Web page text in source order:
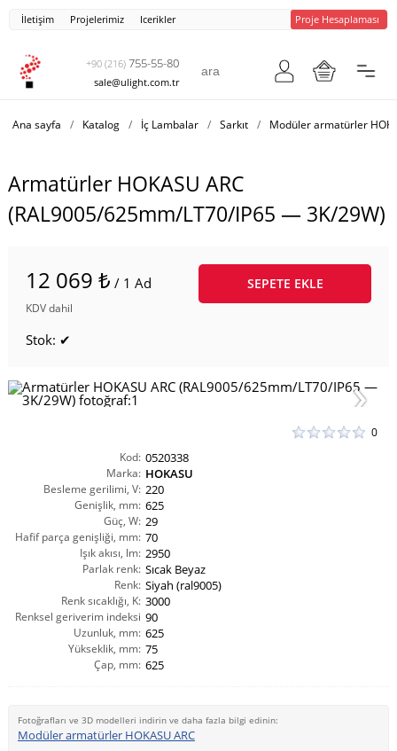
İletişim Projelerimiz Icerikler Proje Hesaplaması
+90 (216) 755-55-80
sale@ulight.com.tr
Ana sayfa / Katalog / İç Lambalar / Sarkıt / Modüler armatürler
Armatürler HOKASU ARC
(RAL9005/625mm/LT70/IP65 — 3K/29W)
12 069 ₺ / 1 Ad
KDV dahil
SEPETE EKLE
Stok: ✔
0
Kod: 0520338
Marka: HOKASU
Besleme gerilimi, V: 220
Genişlik, mm: 625
Güç, W: 29
Hafif parça genişliği, mm: 70
Işık akısı, lm: 2950
Parlak renk: Sıcak Beyaz
Renk: Siyah (ral9005)
Renk sıcaklığı, K: 3000
Renksel geriverim indeksi
CRI(Ra):
90
Uzunluk, mm: 625
Yükseklik, mm: 75
Çap, mm: 625
Fotoğrafları ve 3D modelleri indirin ve daha fazla bilgi edinin:
Modüler armatürler HOKASU ARC